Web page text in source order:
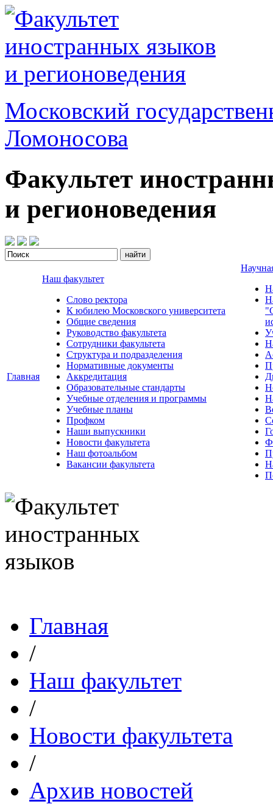
Московский
Ломоносова
Факультет
и регионоведения
Главная
Наш факультет
Слово ректора
К юбилею Московского университета
Общие сведения
Руководство факультета
Сотрудники факультета
Структура и подразделения
Нормативные документы
Аккредитация
Образовательные стандарты
Учебные отделения и программы
Учебные планы
Профком
Наши выпускники
Новости факультета
Наш фотоальбом
Вакансии факультета
Главная
/
Наш факультет
/
Новости факультета
/
Архив новостей